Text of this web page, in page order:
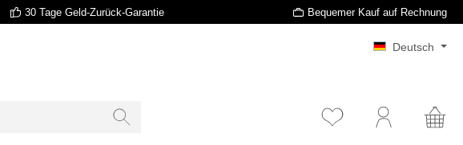
30 Tage Geld-Zurück-Garantie Bequemer Kauf auf Rechnung
Deutsch